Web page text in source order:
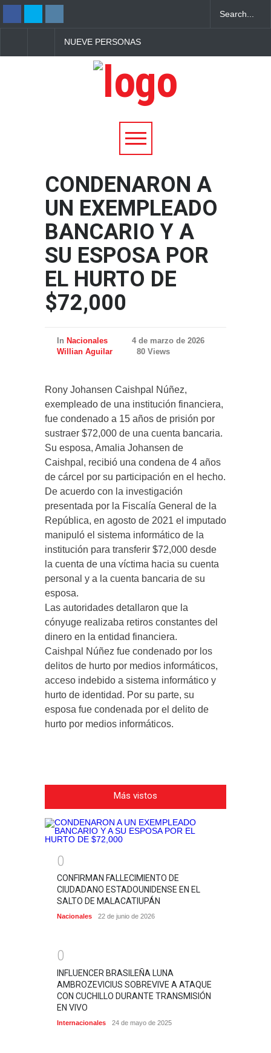
NUEVE PERSONAS
DENTRO DE UNA
ESCUELA EN TAILANDIA
ROMPER RÉCORD
CONDENARON A
UN EXEMPLEADO
BANCARIO Y A
SU ESPOSA POR
EL HURTO DE
$72,000
In Nacionales
4 de marzo de 2026
Willian Aguilar
80 Views
Rony Johansen Caishpal Núñez,
exempleado de una institución financiera,
fue condenado a 15 años de prisión por
sustraer $72,000 de una cuenta bancaria.
Su esposa, Amalia Johansen de
Caishpal, recibió una condena de 4 años
de cárcel por su participación en el hecho.
De acuerdo con la investigación
presentada por la Fiscalía General de la
República, en agosto de 2021 el imputado
manipuló el sistema informático de la
institución para transferir $72,000 desde
la cuenta de una víctima hacia su cuenta
personal y a la cuenta bancaria de su
esposa.
Las autoridades detallaron que la
cónyuge realizaba retiros constantes del
dinero en la entidad financiera.
Caishpal Núñez fue condenado por los
delitos de hurto por medios informáticos,
acceso indebido a sistema informático y
hurto de identidad. Por su parte, su
esposa fue condenada por el delito de
hurto por medios informáticos.
Más vistos
0
CONFIRMAN FALLECIMIENTO DE
CIUDADANO ESTADOUNIDENSE EN EL
SALTO DE MALACATIUPÁN
Nacionales 22 de junio de 2026
0
INFLUENCER BRASILEÑA LUNA
AMBROZEVICIUS SOBREVIVE A ATAQUE
CON CUCHILLO DURANTE TRANSMISIÓN
EN VIVO
Internacionales 24 de mayo de 2025